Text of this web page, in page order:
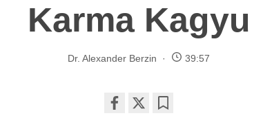
Karma Kagyu
Dr. Alexander Berzin 39:57